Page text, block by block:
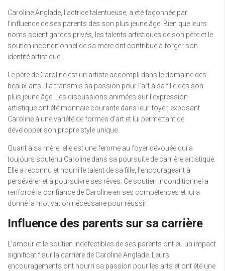
Caroline Anglade, l’actrice talentueuse, a été façonnée par
l’influence de ses parents dès son plus jeune âge. Bien que leurs
noms soient gardés privés, les talents artistiques de son père et le
soutien inconditionnel de sa mère ont contribué à forger son
identité artistique.
Le père de Caroline est un artiste accompli dans le domaine des
beaux-arts. Il a transmis sa passion pour l’art à sa fille dès son
plus jeune âge. Les discussions animées sur l’expression
artistique ont été monnaie courante dans leur foyer, exposant
Caroline à une variété de formes d’art et lui permettant de
développer son propre style unique.
Quant à sa mère, elle est une femme au foyer dévouée qui a
toujours soutenu Caroline dans sa poursuite de carrière artistique.
Elle a reconnu et nourri le talent de sa fille, l’encourageant à
persévérer et à poursuivre ses rêves. Ce soutien inconditionnel a
renforcé la confiance de Caroline en ses compétences et lui a
donné la motivation nécessaire pour réussir.
Influence des parents sur sa carrière
L’amour et le soutien indéfectibles de ses parents ont eu un impact
significatif sur la carrière de Caroline Anglade. Leurs
encouragements ont nourri sa passion pour les arts et ont été une